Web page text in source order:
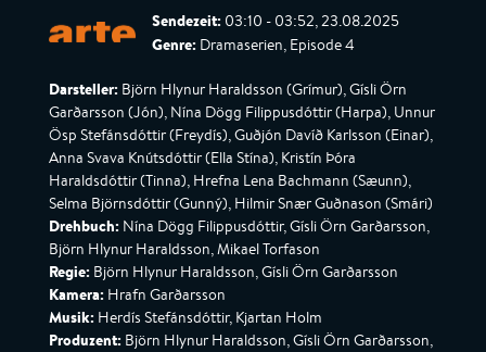
Sendezeit: 03:10 - 03:52, 23.08.2025
Genre: Dramaserien, Episode 4
Darsteller: Björn Hlynur Haraldsson (Grímur), Gísli Örn
Garðarsson (Jón), Nína Dögg Filippusdóttir (Harpa), Unnur
Ösp Stefánsdóttir (Freydís), Guðjón Davíð Karlsson (Einar),
Anna Svava Knútsdóttir (Ella Stína), Kristín Þóra
Haraldsdóttir (Tinna), Hrefna Lena Bachmann (Sæunn),
Selma Björnsdóttir (Gunný), Hilmir Snær Guðnason (Smári)
Drehbuch: Nína Dögg Filippusdóttir, Gísli Örn Garðarsson,
Björn Hlynur Haraldsson, Mikael Torfason
Regie: Björn Hlynur Haraldsson, Gísli Örn Garðarsson
Kamera: Hrafn Garðarsson
Musik: Herdís Stefánsdóttir, Kjartan Holm
Produzent: Björn Hlynur Haraldsson, Gísli Örn Garðarsson,